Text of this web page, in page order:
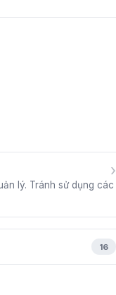
lý. Tránh sử dụng các
›
16